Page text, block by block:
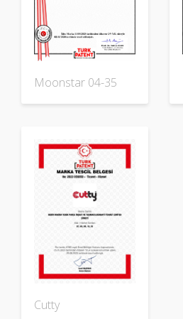
Moonstar 04-35
Cutty